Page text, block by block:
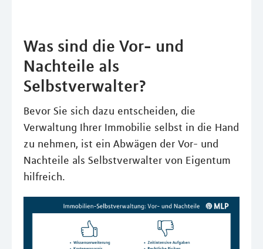
Was sind die Vor- und
Nachteile als
Selbstverwalter?
Bevor Sie sich dazu entscheiden, die
Verwaltung Ihrer Immobilie selbst in die Hand
zu nehmen, ist ein Abwägen der Vor- und
Nachteile als Selbstverwalter von Eigentum
hilfreich.